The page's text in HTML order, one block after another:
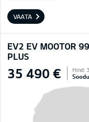
VAATA
EV2 EV MOOTOR
PLUS
35 490 € Hind: